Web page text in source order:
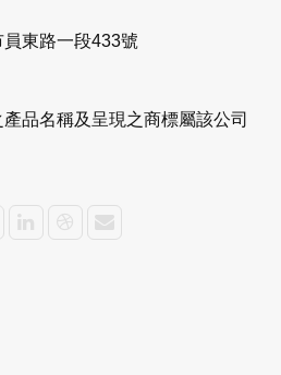
東路一段433號
品名稱及呈現之商標屬該公司